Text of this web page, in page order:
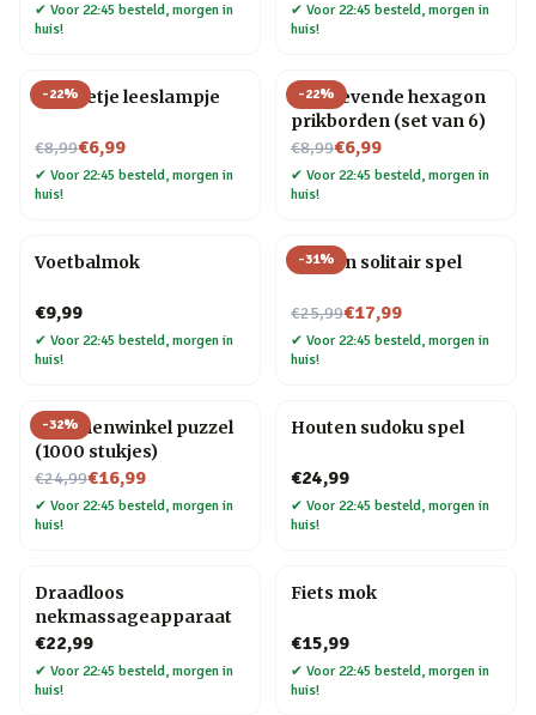
✔ Voor 22:45 besteld, morgen in
huis!
✔ Voor 22:45 besteld, morgen in
huis!
-22%
Mannetje leeslampje
€8,99
Nu voor€6,99
✔ Voor 22:45 besteld, morgen in
huis!
-22%
Zelfklevende hexagon
prikborden (set van 6)
€8,99
Nu voor€6,99
✔ Voor 22:45 besteld, morgen in
huis!
Voetbalmok
€9,99
✔ Voor 22:45 besteld, morgen in
huis!
-31%
Houten solitair spel
€25,99
Nu voor€17,99
✔ Voor 22:45 besteld, morgen in
huis!
-32%
Bloemenwinkel puzzel
(1000 stukjes)
€24,99
Nu voor€16,99
✔ Voor 22:45 besteld, morgen in
huis!
Houten sudoku spel
€24,99
✔ Voor 22:45 besteld, morgen in
huis!
Draadloos
nekmassageapparaat
€22,99
✔ Voor 22:45 besteld, morgen in
huis!
Fiets mok
€15,99
✔ Voor 22:45 besteld, morgen in
huis!